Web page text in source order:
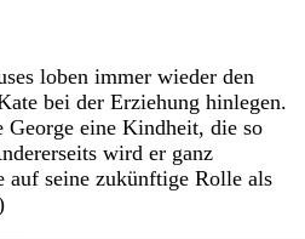
loben immer wieder den
bei der Erziehung hinlegen.
George eine Kindheit, die so
wird er ganz
auf seine zukünftige Rolle als